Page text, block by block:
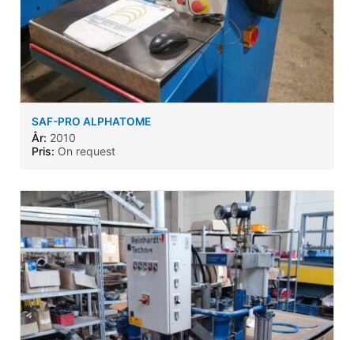
SAF-PRO ALPHATOME
År: 2010
Pris: On request